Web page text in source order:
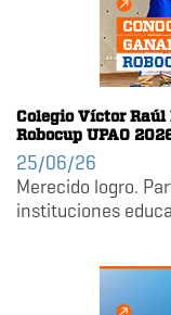
Colegio Víctor Raúl
Robocup UPAO
25/06/26
Merecido logro.
instituciones